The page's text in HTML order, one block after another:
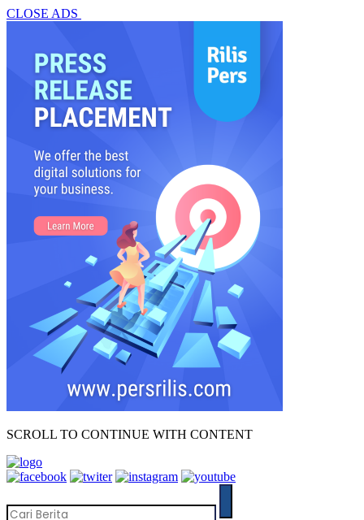
CLOSE ADS
SCROLL TO CONTINUE WITH CONTENT